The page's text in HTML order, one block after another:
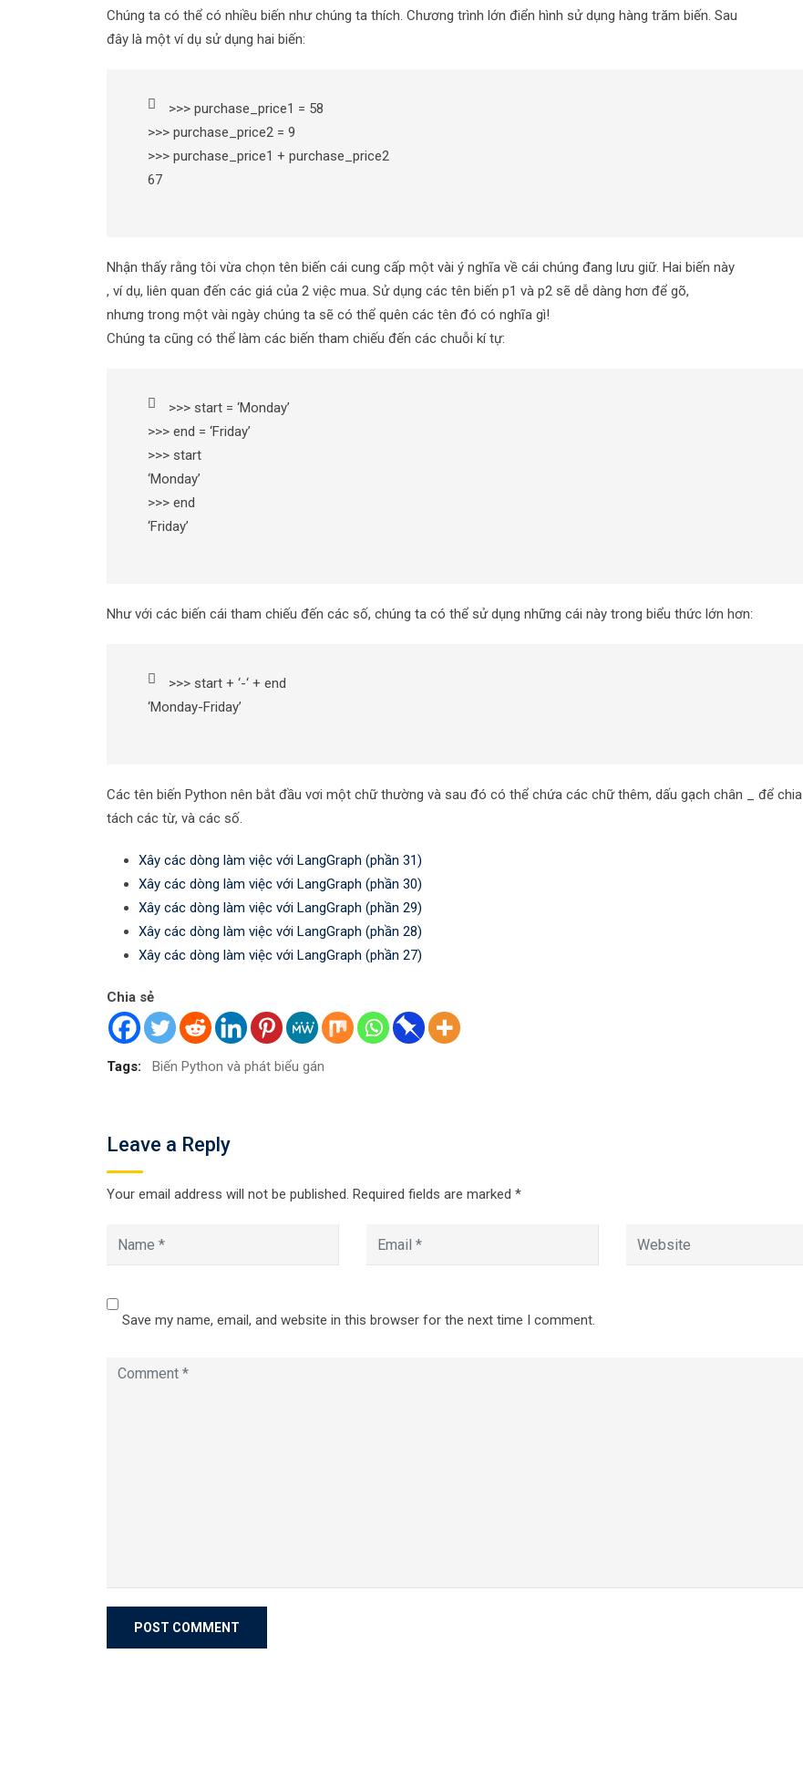
Chúng ta có thể có nhiều biến như chúng ta thích. Chương trình lớn điển hình sử dụng hàng trăm biến. Sau
đây là một ví dụ sử dụng hai biến:
>>> purchase_price1 = 58
>>> purchase_price2 = 9
>>> purchase_price1 + purchase_price2
67
Nhận thấy rằng tôi vừa chọn tên biến cái cung cấp một vài ý nghĩa về cái chúng đang lưu giữ. Hai biến này
, ví dụ, liên quan đến các giá của 2 việc mua. Sử dụng các tên biến p1 và p2 sẽ dễ dàng hơn để gõ,
nhưng trong một vài ngày chúng ta sẽ có thể quên các tên đó có nghĩa gì!
Chúng ta cũng có thể làm các biến tham chiếu đến các chuỗi kí tự:
>>> start = ‘Monday’
>>> end = ‘Friday’
>>> start
‘Monday’
>>> end
‘Friday’
Như với các biến cái tham chiếu đến các số, chúng ta có thể sử dụng những cái này trong biểu thức lớn hơn:
>>> start + ‘-‘ + end
‘Monday-Friday’
Các tên biến Python nên bắt đầu vơi một chữ thường và sau đó có thể chứa các chữ thêm, dấu gạch chân _ để chia
tách các từ, và các số.
Xây các dòng làm việc với LangGraph (phần 31)
Xây các dòng làm việc với LangGraph (phần 30)
Xây các dòng làm việc với LangGraph (phần 29)
Xây các dòng làm việc với LangGraph (phần 28)
Xây các dòng làm việc với LangGraph (phần 27)
Chia sẻ
Tags: Biến Python và phát biểu gán
Leave a Reply
Your email address will not be published. Required fields are marked *
Save my name, email, and website in this browser for the next time I comment.